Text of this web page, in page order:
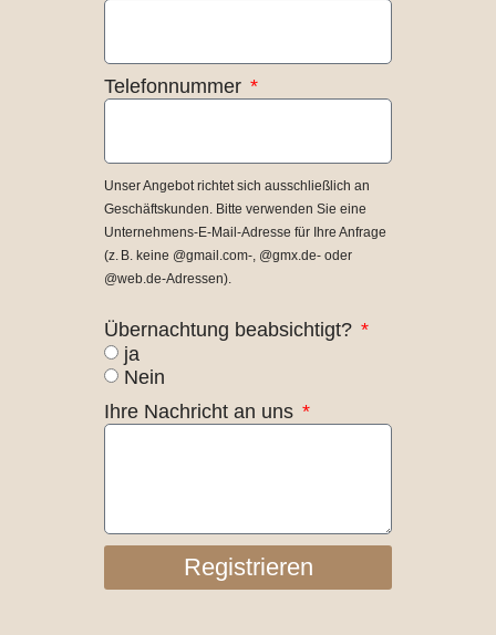
Telefonnummer
Unser Angebot richtet sich ausschließlich an
Geschäftskunden. Bitte verwenden Sie eine
Unternehmens-E-Mail-Adresse für Ihre Anfrage
(z. B. keine @gmail.com-, @gmx.de- oder
@web.de-Adressen).
Übernachtung beabsichtigt?
ja
Nein
Ihre Nachricht an uns
Registrieren